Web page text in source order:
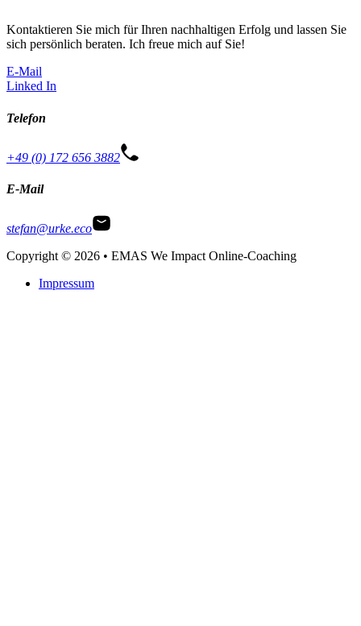
Kontaktieren Sie mich für Ihren nachhaltigen Erfolg und lassen Sie
sich persönlich beraten. Ich freue mich auf Sie!
E-Mail
Linked In
Telefon
+49 (0) 172 656 3882
E-Mail
stefan@urke.eco
Copyright © 2026 • EMAS We Impact Online-Coaching
Impressum